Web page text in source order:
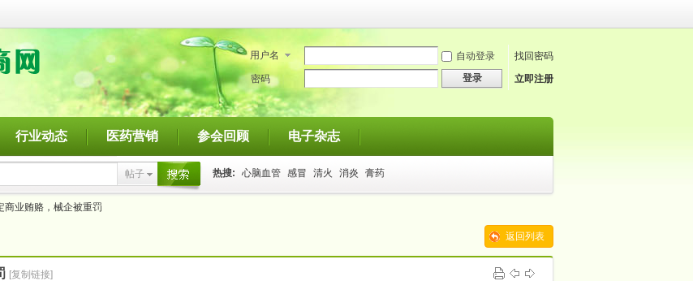
用户名 自动登录
找回密码
密码
登录 立即注册
行业动态 医药营销 参会回顾 电子杂志
帖子 热搜: 心脑血管 感冒 清火 消炎 膏药
商业贿赂，械企被重罚
返回列表
[复制链接]